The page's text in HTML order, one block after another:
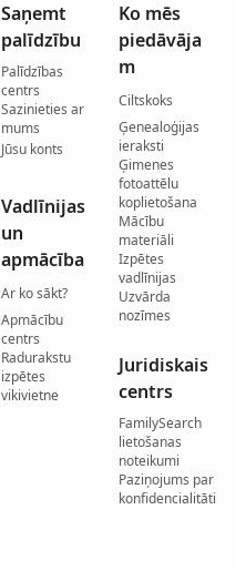
Saņemt
palīdzību
Palīdzības
centrs
Sazinieties ar
mums
Jūsu konts
Vadlīnijas
un
apmācība
Ar ko sākt?
Apmācību
centrs
Radurakstu
izpētes
vikivietne
Ko mēs
piedāvāja
m
Ciltskoks
Ģenealoģijas
ieraksti
Ģimenes
fotoattēlu
koplietošana
Mācību
materiāli
Izpētes
vadlīnijas
Uzvārda
nozīmes
Juridiskais
centrs
FamilySearch
lietošanas
noteikumi
Paziņojums par
konfidencialitāti